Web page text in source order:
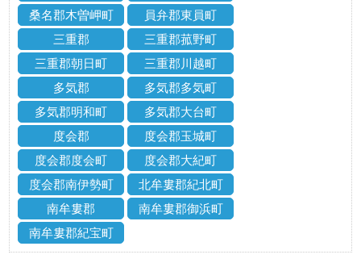
桑名郡木曽岬町
員弁郡東員町
三重郡
三重郡菰野町
三重郡朝日町
三重郡川越町
多気郡
多気郡多気町
多気郡明和町
多気郡大台町
度会郡
度会郡玉城町
度会郡度会町
度会郡大紀町
度会郡南伊勢町
北牟婁郡紀北町
南牟婁郡
南牟婁郡御浜町
南牟婁郡紀宝町